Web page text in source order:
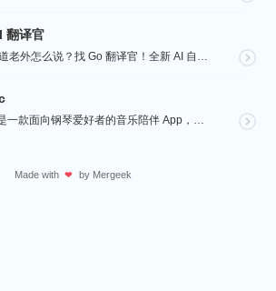
翻译官
一句话想知道老外怎么说？找 Go 翻译官！全新 AI 自适应感知翻译，听语音看图片写文字全能，心里想...
CIP Music 是一款面向钢琴爱好者的音乐陪伴 App，收录热门影视、动漫、游戏与最新 K-PO...
Made with ❤ by Mergeek